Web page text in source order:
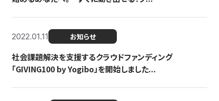
2022.01.11 お知らせ
社会課題解決を支援するクラウドファンディング
「GIVING100 by Yogibo」を開始しました...